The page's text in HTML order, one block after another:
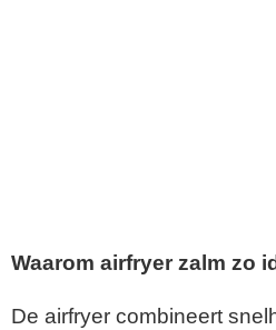
Waarom airfryer zalm zo
De airfryer combineert